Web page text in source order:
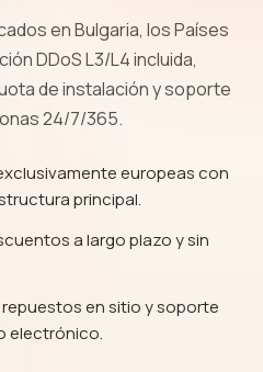
en Bulgaria, los Países
DDoS L3/L4 incluida,
de instalación y soporte
24/7/365.
europeas con
principal.
a largo plazo y sin
en sitio y soporte
electrónico.